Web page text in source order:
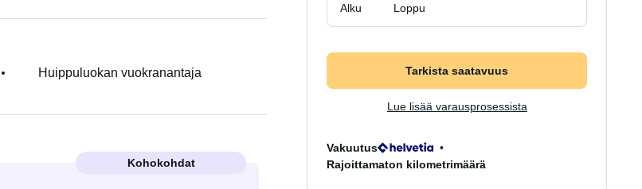
Huippuluokan vuokranantaja
Kohokohdat
Alku Loppu
Tarkista saatavuus
Lue lisää varausprosessista
Vakuutus
Rajoittamaton kilometrimäärä